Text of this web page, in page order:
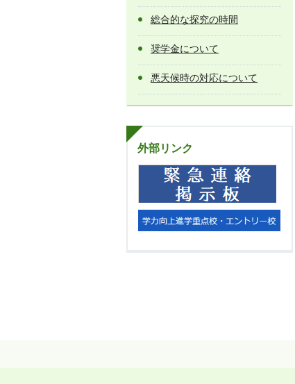
総合的な探究の時間
奨学金について
悪天候時の対応について
外部リンク